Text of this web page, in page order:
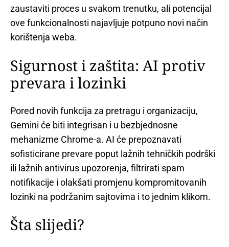
zaustaviti proces u svakom trenutku, ali potencijal
ove funkcionalnosti najavljuje potpuno novi način
korištenja weba.
Sigurnost i zaštita: AI protiv
prevara i lozinki
Pored novih funkcija za pretragu i organizaciju,
Gemini će biti integrisan i u bezbjednosne
mehanizme Chrome-a. AI će prepoznavati
sofisticirane prevare poput lažnih tehničkih podrški
ili lažnih antivirus upozorenja, filtrirati spam
notifikacije i olakšati promjenu kompromitovanih
lozinki na podržanim sajtovima i to jednim klikom.
Šta slijedi?